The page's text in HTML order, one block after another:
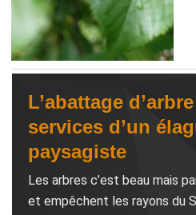
L’abattage
services d’un
paysagiste
Les arbres c’est beau mais
et empêchent les rayons du